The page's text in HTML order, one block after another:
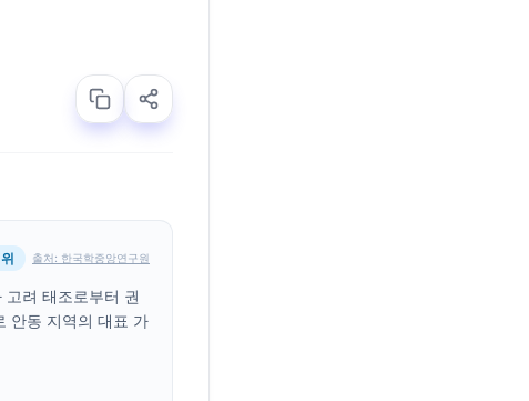
출처: 한국학중앙연구원
려 태조로부터 권
안동 지역의 대표 가